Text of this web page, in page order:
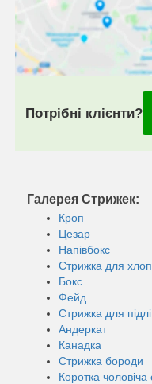
Потрібні клієнти?
Галерея Стрижек:
Кроп
Цезар
Напівбокс
Стрижка для
Бокс
Фейд
Стрижка для
Андеркат
Канадка
Стрижка бороди
Коротка чоловіча